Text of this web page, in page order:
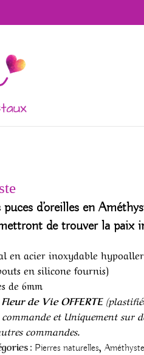
puces d’oreilles en
de trouver la paix
en acier inoxydable
en silicone fournis)
de 6mm
Fleur de Vie OFFERTE
commande et Uniquement sur
commandes.
: Pierres naturelles,